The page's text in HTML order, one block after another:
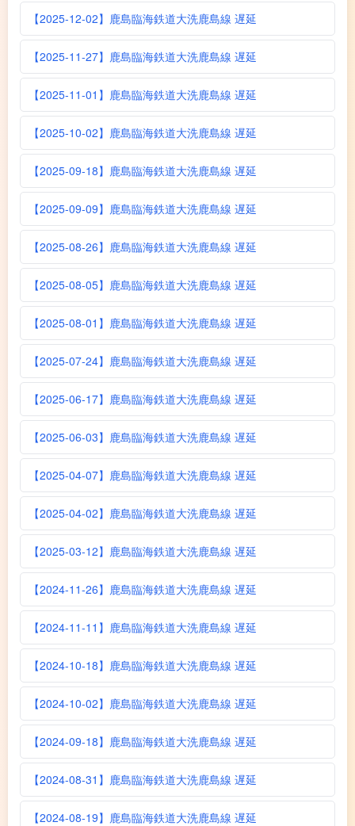
【2025-12-02】鹿島臨海鉄道大洗鹿島線 遅延
【2025-11-27】鹿島臨海鉄道大洗鹿島線 遅延
【2025-11-01】鹿島臨海鉄道大洗鹿島線 遅延
【2025-10-02】鹿島臨海鉄道大洗鹿島線 遅延
【2025-09-18】鹿島臨海鉄道大洗鹿島線 遅延
【2025-09-09】鹿島臨海鉄道大洗鹿島線 遅延
【2025-08-26】鹿島臨海鉄道大洗鹿島線 遅延
【2025-08-05】鹿島臨海鉄道大洗鹿島線 遅延
【2025-08-01】鹿島臨海鉄道大洗鹿島線 遅延
【2025-07-24】鹿島臨海鉄道大洗鹿島線 遅延
【2025-06-17】鹿島臨海鉄道大洗鹿島線 遅延
【2025-06-03】鹿島臨海鉄道大洗鹿島線 遅延
【2025-04-07】鹿島臨海鉄道大洗鹿島線 遅延
【2025-04-02】鹿島臨海鉄道大洗鹿島線 遅延
【2025-03-12】鹿島臨海鉄道大洗鹿島線 遅延
【2024-11-26】鹿島臨海鉄道大洗鹿島線 遅延
【2024-11-11】鹿島臨海鉄道大洗鹿島線 遅延
【2024-10-18】鹿島臨海鉄道大洗鹿島線 遅延
【2024-10-02】鹿島臨海鉄道大洗鹿島線 遅延
【2024-09-18】鹿島臨海鉄道大洗鹿島線 遅延
【2024-08-31】鹿島臨海鉄道大洗鹿島線 遅延
【2024-08-19】鹿島臨海鉄道大洗鹿島線 遅延